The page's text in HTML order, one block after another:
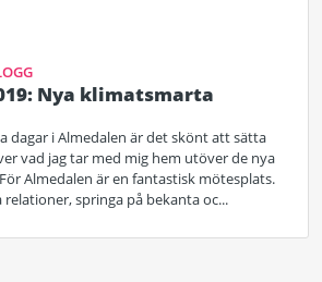
Nya klimatsmarta
dagar i Almedalen är det skönt att sätta
vad jag tar med mig hem utöver de nya
Almedalen är en fantastisk mötesplats.
springa på bekanta oc...